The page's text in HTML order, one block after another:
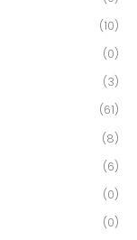
(10)
(0)
(3)
(61)
(8)
(6)
(0)
(0)